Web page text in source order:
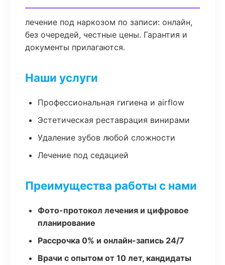
лечение под наркозом по записи: онлайн,
без очередей, честные цены. Гарантия и
документы прилагаются.
Наши услуги
Профессиональная гигиена и airflow
Эстетическая реставрация винирами
Удаление зубов любой сложности
Лечение под седацией
Преимущества работы с нами
Фото-протокол лечения и цифровое
планирование
Рассрочка 0% и онлайн-запись 24/7
Врачи с опытом от 10 лет, кандидаты